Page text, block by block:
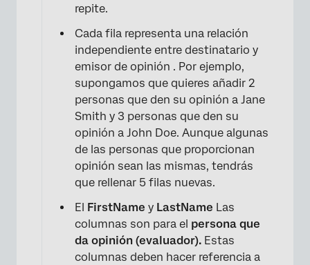
repite.
Cada fila representa una relación
independiente entre destinatario y
emisor de opinión . Por ejemplo,
supongamos que quieres añadir 2
personas que den su opinión a Jane
Smith y 3 personas que den su
opinión a John Doe. Aunque algunas
de las personas que proporcionan
opinión sean las mismas, tendrás
que rellenar 5 filas nuevas.
El
FirstName y LastName Las
columnas son para el persona que
da opinión (evaluador). Estas
columnas deben hacer referencia a